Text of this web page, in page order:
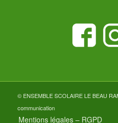
© ENSEMBLE SCOLAIRE LE BEAU
communication
Mentions légales – RGPD